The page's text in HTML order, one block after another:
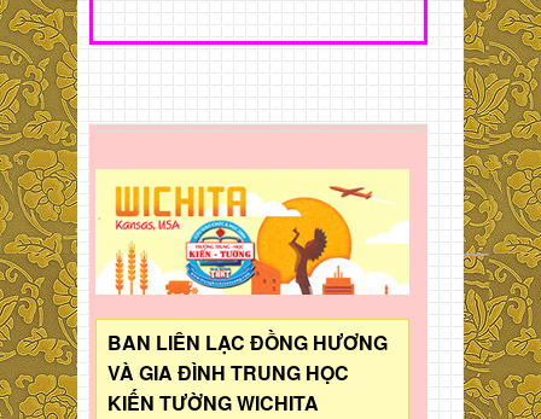
BAN LIÊN LẠC ĐỒNG HƯƠNG
VÀ GIA ĐÌNH TRUNG HỌC
KIẾN TƯỜNG WICHITA